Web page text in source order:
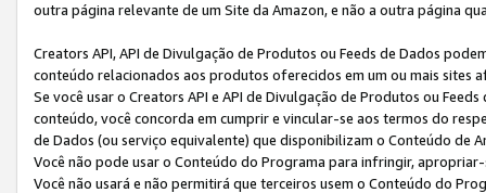
outra página relevante de um Site da Amazon, e não a outra página
Creators API, API de Divulgação de Produtos ou Feeds de Dados
conteúdo relacionados aos produtos oferecidos em um ou mais sites
Se você usar o Creators API e API de Divulgação de Produtos ou
conteúdo, você concorda em cumprir e vincular-se aos termos do
de Dados (ou serviço equivalente) que disponibilizam o Conteúdo de
Você não pode usar o Conteúdo do Programa para infringir,
Você não usará e não permitirá que terceiros usem o Conteúdo do